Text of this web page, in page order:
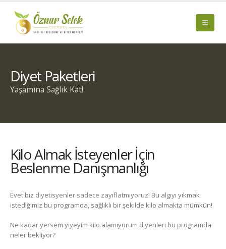
Diyet Paketleri
Yaşamına Sağlık Kat!
Kilo Almak İsteyenler İçin
Beslenme Danışmanlığı
Evet biz diyetisyenler sadece zayıflatmıyoruz! Bu algıyı yıkmak
istediğimiz bu programda, sağlıklı bir şekilde kilo almakta mümkün!
Ne kadar yersem yiyeyim kilo alamıyorum diyenleri bu programda
neler bekliyor?